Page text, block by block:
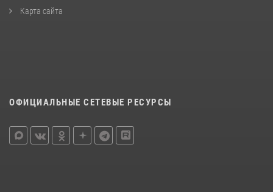
Карта сайта
ОФИЦИАЛЬНЫЕ СЕТЕВЫЕ РЕСУРСЫ